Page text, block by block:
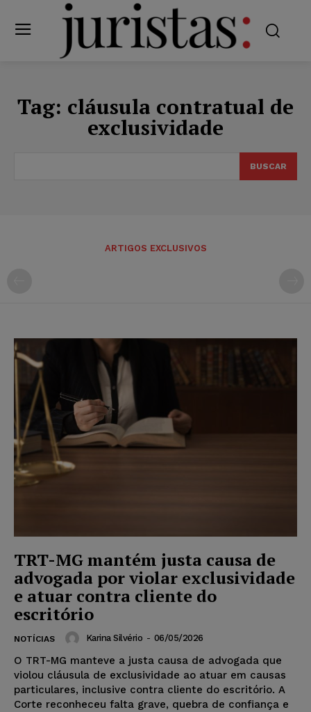
Tag: cláusula contratual de
exclusividade
BUSCAR
ARTIGOS EXCLUSIVOS
TRT-MG mantém justa causa de
advogada por violar exclusividade
e atuar contra cliente do
escritório
NOTÍCIAS Karina Silvério - 06/05/2026
O TRT-MG manteve a justa causa de advogada que
violou cláusula de exclusividade ao atuar em causas
particulares, inclusive contra cliente do escritório. A
Corte reconheceu falta grave, quebra de confiança e